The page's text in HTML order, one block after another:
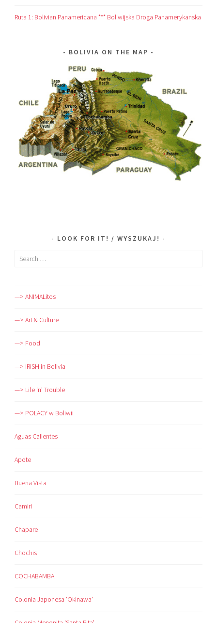
Ruta 1: Bolivian Panamericana *** Boliwijska Droga Panamerykanska
BOLIVIA ON THE MAP
LOOK FOR IT! / WYSZUKAJ!
Search
—> ANIMALitos
—> Art & Culture
—> Food
—> IRISH in Bolivia
—> Life 'n' Trouble
—> POLACY w Boliwii
Aguas Calientes
Apote
Buena Vista
Camiri
Chapare
Chochis
COCHABAMBA
Colonia Japonesa 'Okinawa'